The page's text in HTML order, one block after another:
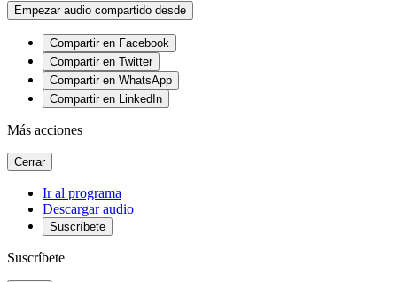
Empezar audio compartido desde
Compartir en Facebook
Compartir en Twitter
Compartir en WhatsApp
Compartir en LinkedIn
Más acciones
Cerrar
Ir al programa
Descargar audio
Suscríbete
Suscríbete